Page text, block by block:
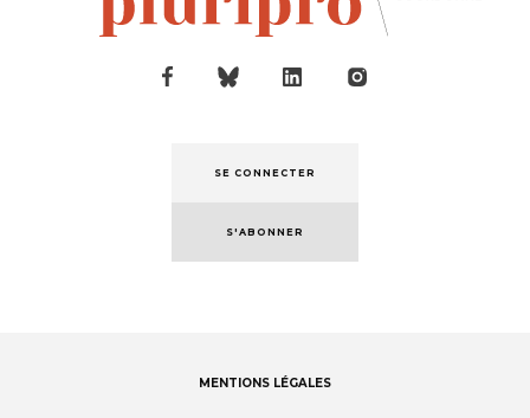
SE CONNECTER
S'ABONNER
MENTIONS LÉGALES